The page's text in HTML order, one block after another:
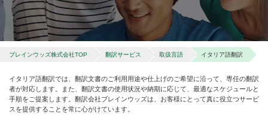
ブレインウッズ株式会社TOP 翻訳サービス 取扱言語 イタリア語翻訳
イタリア語翻訳では、翻訳文書のご利用用途や仕上げのご希望に沿って、専任の翻訳
者が対応します。また、翻訳文書の使用状況や納期に応じて、最適なスケジュールと
手順をご提案します。翻訳会社ブレインウッズは、お客様にとって真に役立つサービ
スを提供することを常に心がけています。